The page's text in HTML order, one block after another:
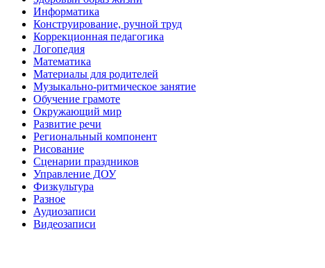
Информатика
Конструирование, ручной труд
Коррекционная педагогика
Логопедия
Математика
Материалы для родителей
Музыкально-ритмическое занятие
Обучение грамоте
Окружающий мир
Развитие речи
Региональный компонент
Рисование
Сценарии праздников
Управление ДОУ
Физкультура
Разное
Аудиозаписи
Видеозаписи